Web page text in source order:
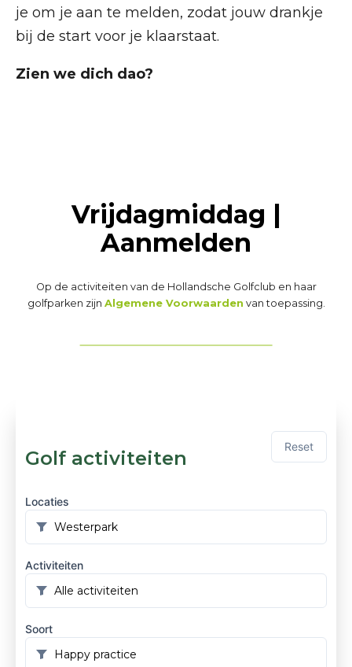
je om je aan te melden, zodat jouw drankje
bij de start voor je klaarstaat.
Zien we dich dao?
Vrijdagmiddag |
Aanmelden
Op de activiteiten van de Hollandsche Golfclub en haar
golfparken zijn Algemene Voorwaarden van toepassing.
Golf activiteiten
Reset
Locaties
Activiteiten
Soort